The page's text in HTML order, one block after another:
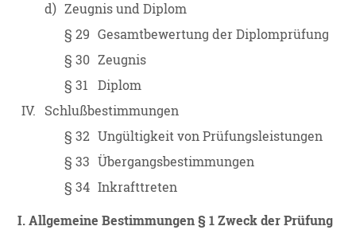
d) Zeugnis und Diplom
§ 29 Gesamtbewertung der Diplomprüfung
§ 30 Zeugnis
§ 31
Diplom
IV.
Schlußbestimmungen
§ 32 Ungültigkeit von Prüfungsleistungen
§ 33 Übergangsbestimmungen
§ 34 Inkrafttreten
I. Allgemeine Bestimmungen § 1 Zweck der Prüfung